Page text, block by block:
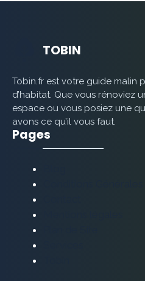
TOBIN
Tobin.fr est votre guide malin
d’habitat. Que vous rénoviez
espace ou vous posiez une
avons ce qu’il vous faut.
Pages